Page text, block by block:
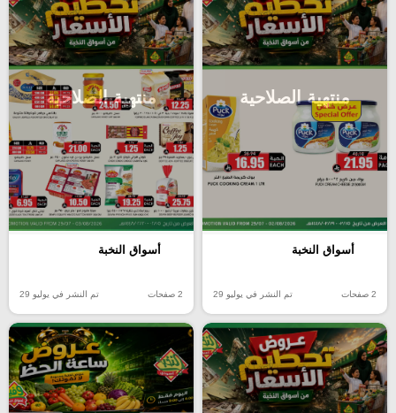
منتهية الصلاحية
أسواق النخبة
2 صفحات تم النشر في يوليو 29
منتهية الصلاحية
أسواق النخبة
2 صفحات تم النشر في يوليو 29